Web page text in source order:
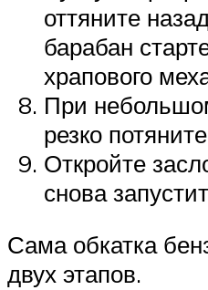
оттяните
барабан
храпового
При
резко
Откройте
снова
Сама обкатка
двух этапов.